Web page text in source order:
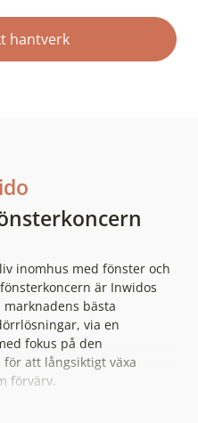
hantverk
inomhus med fönster och
är Inwidos
bästa
via en
fokus på den
att långsiktigt växa
förvärv.